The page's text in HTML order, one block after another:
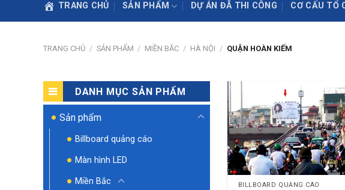
TRANG CHỦ SẢN PHẨM DỰ ÁN ĐÃ THI CÔNG CƠ CẤU TỔ
TRANG CHỦ / SẢN PHẨM / MIỀN BẮC / HÀ NỘI / QUẬN HOÀN KIẾM
DANH MỤC SẢN PHẨM
Sản phẩm
Billboard quảng cáo
Màn hình LED
Miền Bắc
BILLBOARD QUẢNG CÁO